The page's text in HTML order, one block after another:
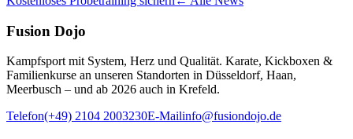
Fusion Dojo
Kampfsport mit System, Herz und Qualität. Karate, Kickboxen &
Familienkurse an unseren Standorten in Düsseldorf, Haan,
Meerbusch – und ab 2026 auch in Krefeld.
Telefon(+49) 2104 2003230E-Mailinfo@fusiondojo.de